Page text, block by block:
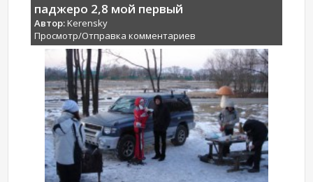
паджеро 2,8 мой первый
Автор:Kerensky
Просмотр/Отправка комментариев